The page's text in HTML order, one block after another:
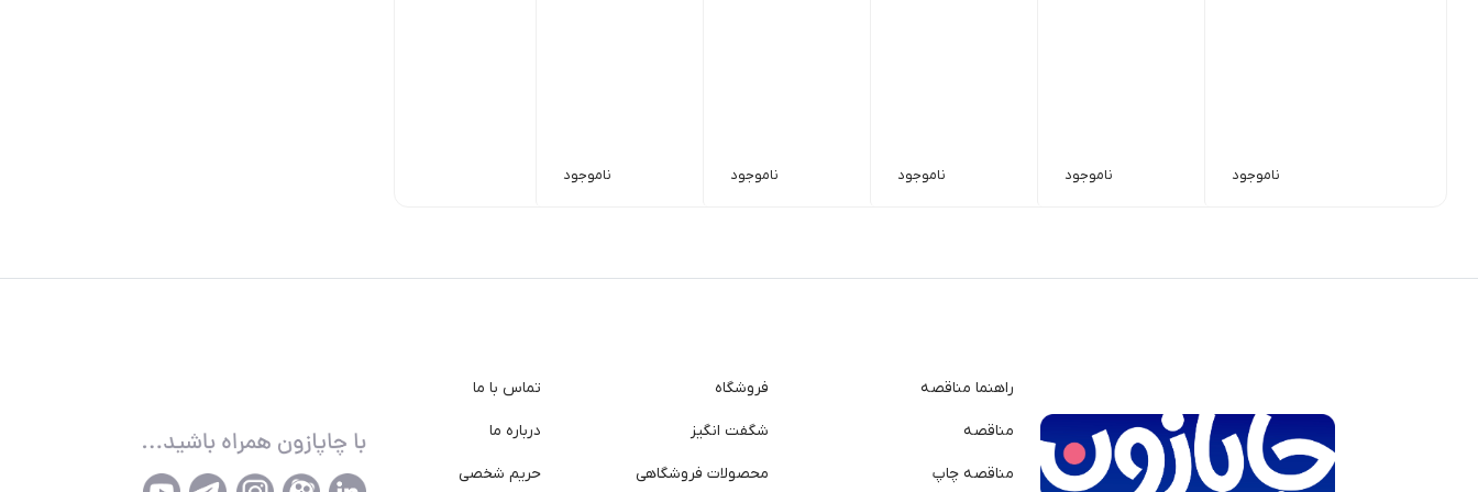
ناموجود ناموجود ناموجود ناموجود ناموجود
راهنما مناقصه
مناقصه
مناقصه چاپ
فروشگاه
شگفت انگیز
محصولات فروشگاهی
تماس با ما
درباره ما
حریم شخصی